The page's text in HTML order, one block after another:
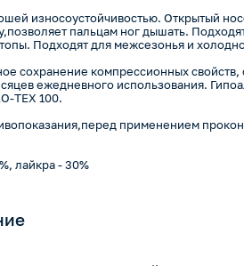
износоустойчивостью. Открытый
пальцам ног дышать.
Подходят для межсезонья и
сохранение компрессионных
ежедневного использования.
TEX 100.
применением
лайкра - 30%